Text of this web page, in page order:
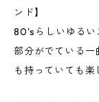
ンド】
80'sらしいゆるい
部分がでている一
も持っていても